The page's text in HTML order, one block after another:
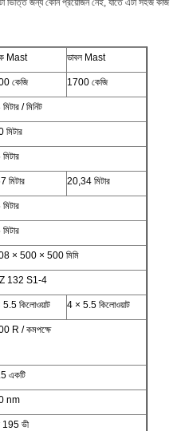
ভিত্তি জন্য কোন প্রয়োজন নেই, যাতে এটা সহজ কাজ
Mast ডাবল Mast
কেজি 1700 কেজি
/ মিনিট
মিটার
মিটার 20,34 মিটার
× 500 × 500 মিমি
132 S1-4
কিলোওয়াট 4 × 5.5 কিলোওয়াট
R / কমপক্ষে
একটি
nm
195 ভী